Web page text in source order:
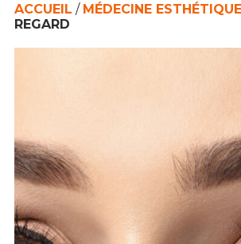
ACCUEIL / MÉDECINE
REGARD